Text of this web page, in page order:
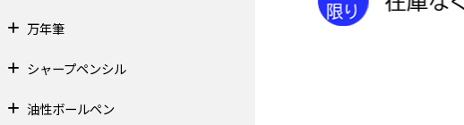
万年筆
シャープペンシル
油性ボールペン